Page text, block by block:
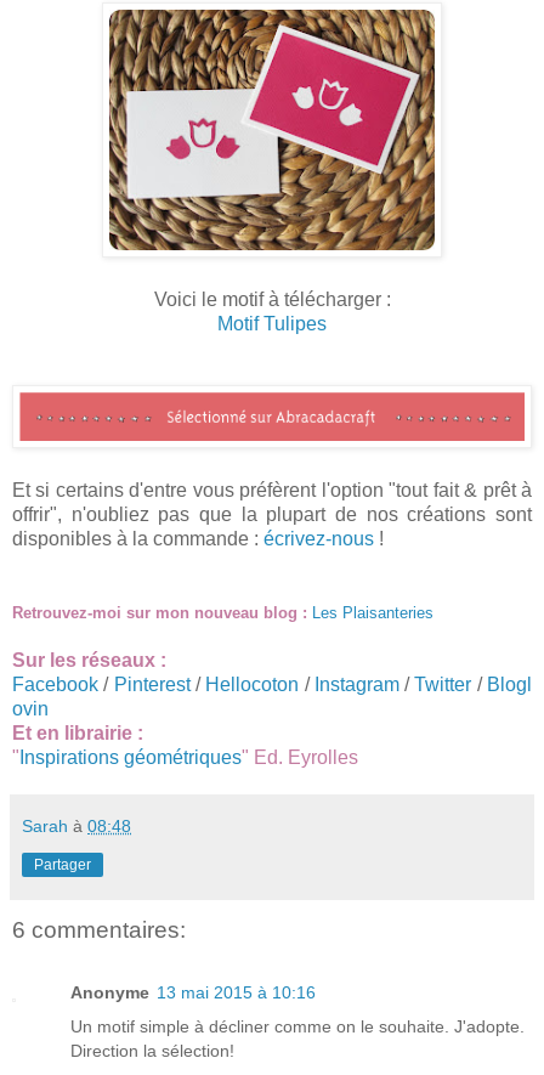
Voici le motif à télécharger :
Motif Tulipes
Et si certains d'entre vous préfèrent l'option "tout fait & prêt à
offrir", n'oubliez pas que la plupart de nos créations sont
disponibles à la commande : écrivez-nous !
Retrouvez-moi sur mon nouveau blog : Les Plaisanteries
Sur les réseaux :
Facebook / Pinterest/ Hellocoton / Instagram/Twitter / Blogl
ovin
Et en librairie :
" Inspirations géométriques" Ed. Eyrolles
Sarah à 08:48
Partager
6 commentaires:
Anonyme 13 mai 2015 à 10:16
Un motif simple à décliner comme on le souhaite. J'adopte.
Direction la sélection!